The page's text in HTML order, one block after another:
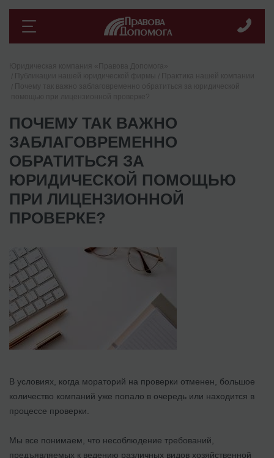
ПОЧЕМУ ТАК ВАЖНО
ЗАБЛАГОВРЕМЕННО
ОБРАТИТЬСЯ ЗА
ЮРИДИЧЕСКОЙ ПОМОЩЬЮ
ПРИ ЛИЦЕНЗИОННОЙ
ПРОВЕРКЕ?
В условиях, когда мораторий на проверки отменен, большое
количество компаний уже попало в очередь или находится в
процессе проверки.
Мы все понимаем, что несоблюдение требований,
предъявляемых к ведению различных видов хозяйственной